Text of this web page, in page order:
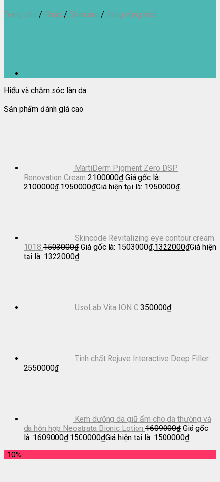
Trang chủ / Shop / Skincare / Sáng vùng mắt
Hiểu và chăm sóc làn da
Sản phẩm đánh giá cao
MartiDerm Pigment Zero DSP
Renovation Cream 2100000₫ Giá gốc là:
2100000₫.1950000₫Giá hiện tại là: 1950000₫.
Skincode Revitalizing eye contour cream
1018 1503000₫ Giá gốc là: 1503000₫.1322000₫Giá hiện
tại là: 1322000₫.
UsoLab Vita ION C 350000₫
Tinh chất Rejuve Interactive Deep Filler
2550000₫
Kem dưỡng da giữ ẩm cho da thường và
da hỗn hợp Neostrata Bionic Lotion 1609000₫ Giá gốc
là: 1609000₫.1500000₫Giá hiện tại là: 1500000₫.
-10%